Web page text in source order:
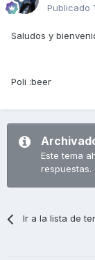
Publicado
Saludos y
Poli :beer
Este tema
respuestas.
Ir a la lista de